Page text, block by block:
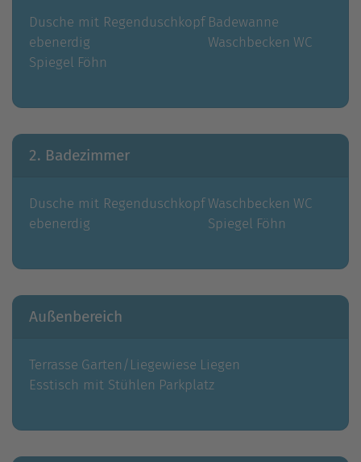
Dusche mit Regenduschkopf
ebenerdig
Badewanne
Waschbecken WC
Spiegel Föhn
2. Badezimmer
Dusche mit Regenduschkopf
ebenerdig
Waschbecken WC
Spiegel Föhn
Außenbereich
Terrasse Garten/Liegewiese Liegen
Esstisch mit Stühlen Parkplatz